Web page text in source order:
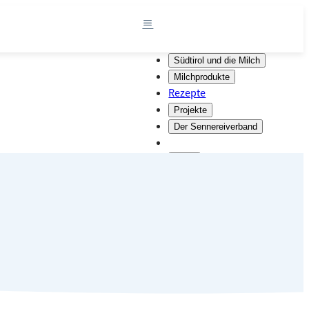
Südtirol und die Milch
Milchprodukte
Rezepte
Projekte
Der Sennereiverband